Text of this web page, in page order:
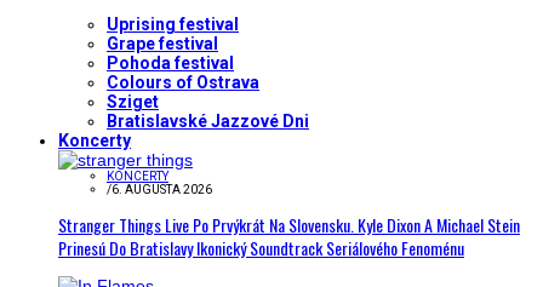
Uprising festival
Grape festival
Pohoda festival
Colours of Ostrava
Sziget
Bratislavské Jazzové Dni
Koncerty
KONCERTY
/6. AUGUSTA 2026
Stranger Things Live Po Prvýkrát Na Slovensku. Kyle Dixon A Michael Stein
Prinesú Do Bratislavy Ikonický Soundtrack Seriálového Fenoménu